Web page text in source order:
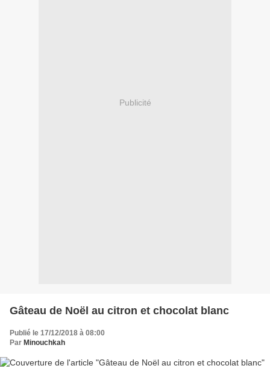
Publicité
Gâteau de Noël au citron et chocolat blanc
Publié le 17/12/2018 à 08:00
Par Minouchkah